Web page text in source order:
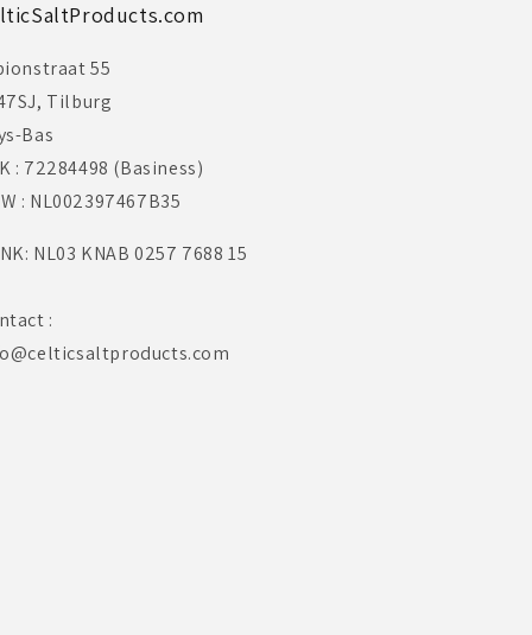
55
Tilburg
Bas
: 72284498 (Basiness)
: NL002397467B35
NL03 KNAB 0257 7688 15
: